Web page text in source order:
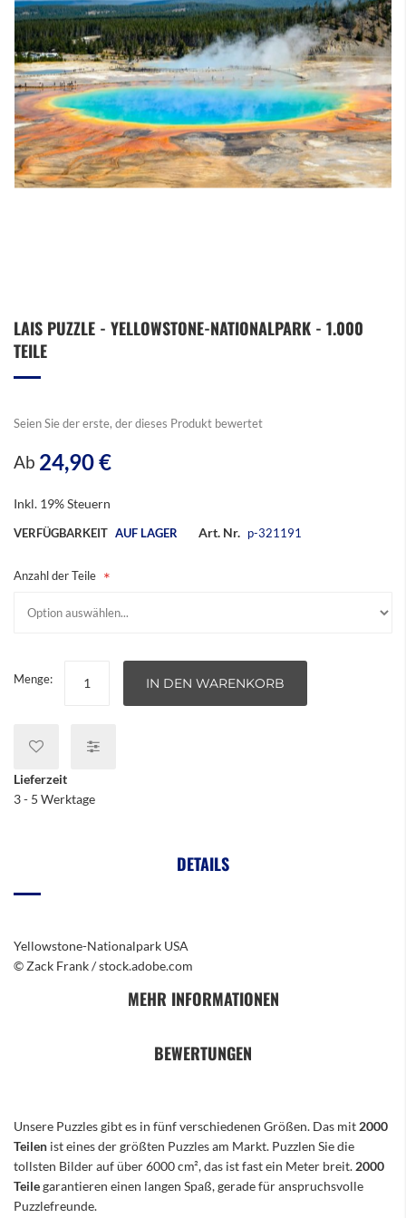
Anfang
der
LAIS PUZZLE - YELLOWSTONE-NATIONALPARK - 1.000
TEILE
Seien Sie der erste, der dieses Produkt bewertet
Ab 24,90 €
Inkl. 19% Steuern
VERFÜGBARKEIT AUF LAGER Art. Nr. p-321191
Anzahl der Teile
Menge: IN DEN WARENKORB
Lieferzeit
3 - 5 Werktage
DETAILS
Yellowstone-Nationalpark USA
© Zack Frank / stock.adobe.com
MEHR INFORMATIONEN
BEWERTUNGEN
Unsere Puzzles gibt es in fünf verschiedenen Größen. Das mit 2000
Teilen ist eines der größten Puzzles am Markt. Puzzlen Sie die
tollsten Bilder auf über 6000 cm², das ist fast ein Meter breit. 2000
Teilegarantieren einen langen Spaß, gerade für anspruchsvolle
Puzzlefreunde.